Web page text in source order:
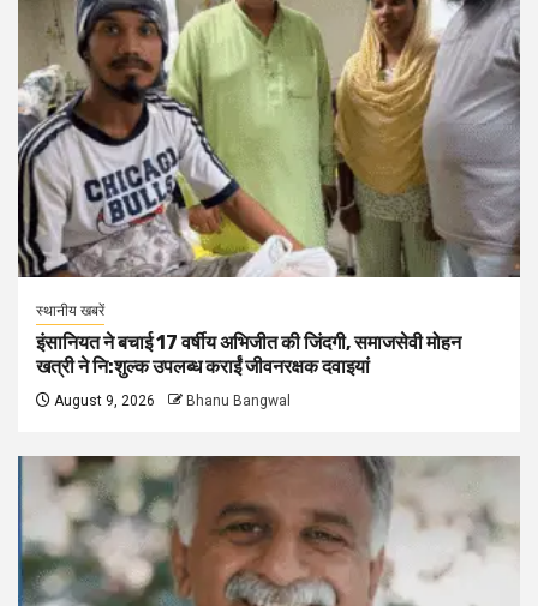
स्थानीय खबरें
इंसानियत ने बचाई 17 वर्षीय अभिजीत की जिंदगी, समाजसेवी मोहन
खत्री ने नि:शुल्क उपलब्ध कराईं जीवनरक्षक दवाइयां
August 9, 2026 Bhanu Bangwal